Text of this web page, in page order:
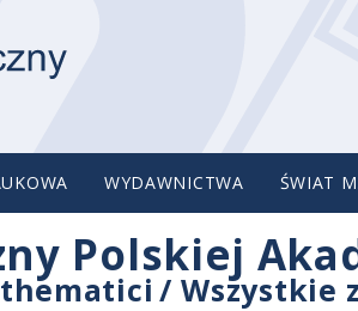
WYDAWNICTWA ŚWIAT
Polskiej
/Wszystkie